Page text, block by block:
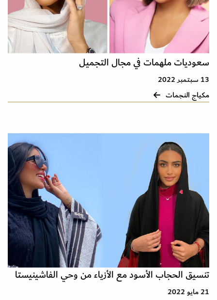
سعوديات ملهمات في مجال التجميل
13 سبتمبر 2022
مكياج النجمات
تنسيق الحجاب الأسود مع الأزياء من وحي الفاشينيستا
21 مايو 2022